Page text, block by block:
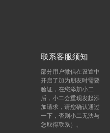
联系客服须知
部分用户微信在设置中
开启了加为朋友时需要
验证，在您添加小二
后，小二会重现发起添
加请求，请您确认通过
一下，否则小二无法与
您取得联系）。